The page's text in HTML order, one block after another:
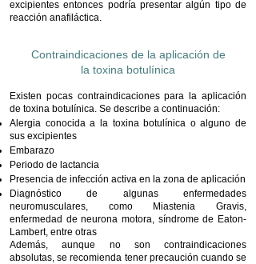
excipientes entonces podría presentar algún tipo de
reacción anafiláctica.
Contraindicaciones de la aplicación de
la toxina botulínica
Existen pocas contraindicaciones para la aplicación
de toxina botulínica. Se describe a continuación:
Alergia conocida a la toxina botulínica o alguno de
sus excipientes
Embarazo
Periodo de lactancia
Presencia de infección activa en la zona de aplicación
Diagnóstico de algunas enfermedades
neuromusculares, como Miastenia Gravis,
enfermedad de neurona motora, síndrome de Eaton-
Lambert, entre otras
Además, aunque no son contraindicaciones
absolutas, se recomienda tener precaución cuando se